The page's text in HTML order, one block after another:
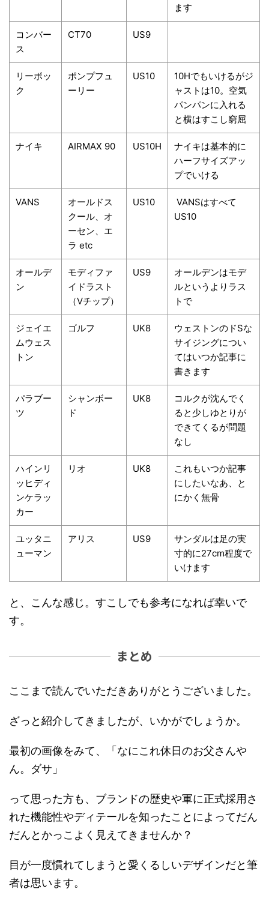
ます
コンバー
ス
CT70 US9
リーボッ
ク
ポンプフュ
ーリー
US10
10Hでもいけるがジ
ャストは10。空気
パンパンに入れる
と横はすこし窮屈
ナイキ AIRMAX 90 US10H
ナイキは基本的に
ハーフサイズアッ
プでいける
VANS
オールドス
クール、オ
ーセン、エ
ラ etc
US10
VANSはすべて
US10
オールデ
ン
モディファ
イドラスト
（Vチップ）
US9
オールデンはモデ
ルというよりラス
トで
ジェイエ
ムウェス
トン
ゴルフ UK8
ウェストンのドSな
サイジングについ
てはいつか記事に
書きます
パラブー
ツ
シャンボー
ド
UK8
コルクが沈んでく
ると少しゆとりが
できてくるが問題
なし
ハインリ
ッヒディ
ンケラッ
カー
リオ UK8
これもいつか記事
にしたいなあ、と
にかく無骨
ユッタニ
ューマン
アリス US9
サンダルは足の実
寸的に27cm程度で
いけます
と、こんな感じ。すこしでも参考になれば幸いで
す。
まとめ
ここまで読んでいただきありがとうございました。
ざっと紹介してきましたが、いかがでしょうか。
最初の画像をみて、「なにこれ休日のお父さんや
ん。ダサ」
って思った方も、ブランドの歴史や軍に正式採用さ
れた機能性やディテールを知ったことによってだん
だんとかっこよく見えてきませんか？
目が一度慣れてしまうと愛くるしいデザインだと筆
者は思います。